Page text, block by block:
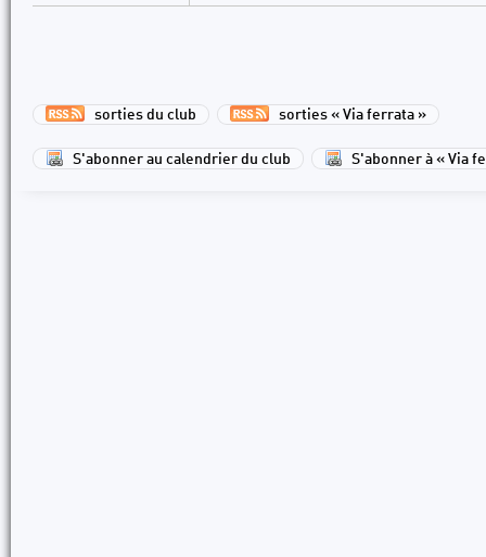
sorties du club sorties « Via ferrata »
S'abonner au calendrier du club S'abonner à « Via